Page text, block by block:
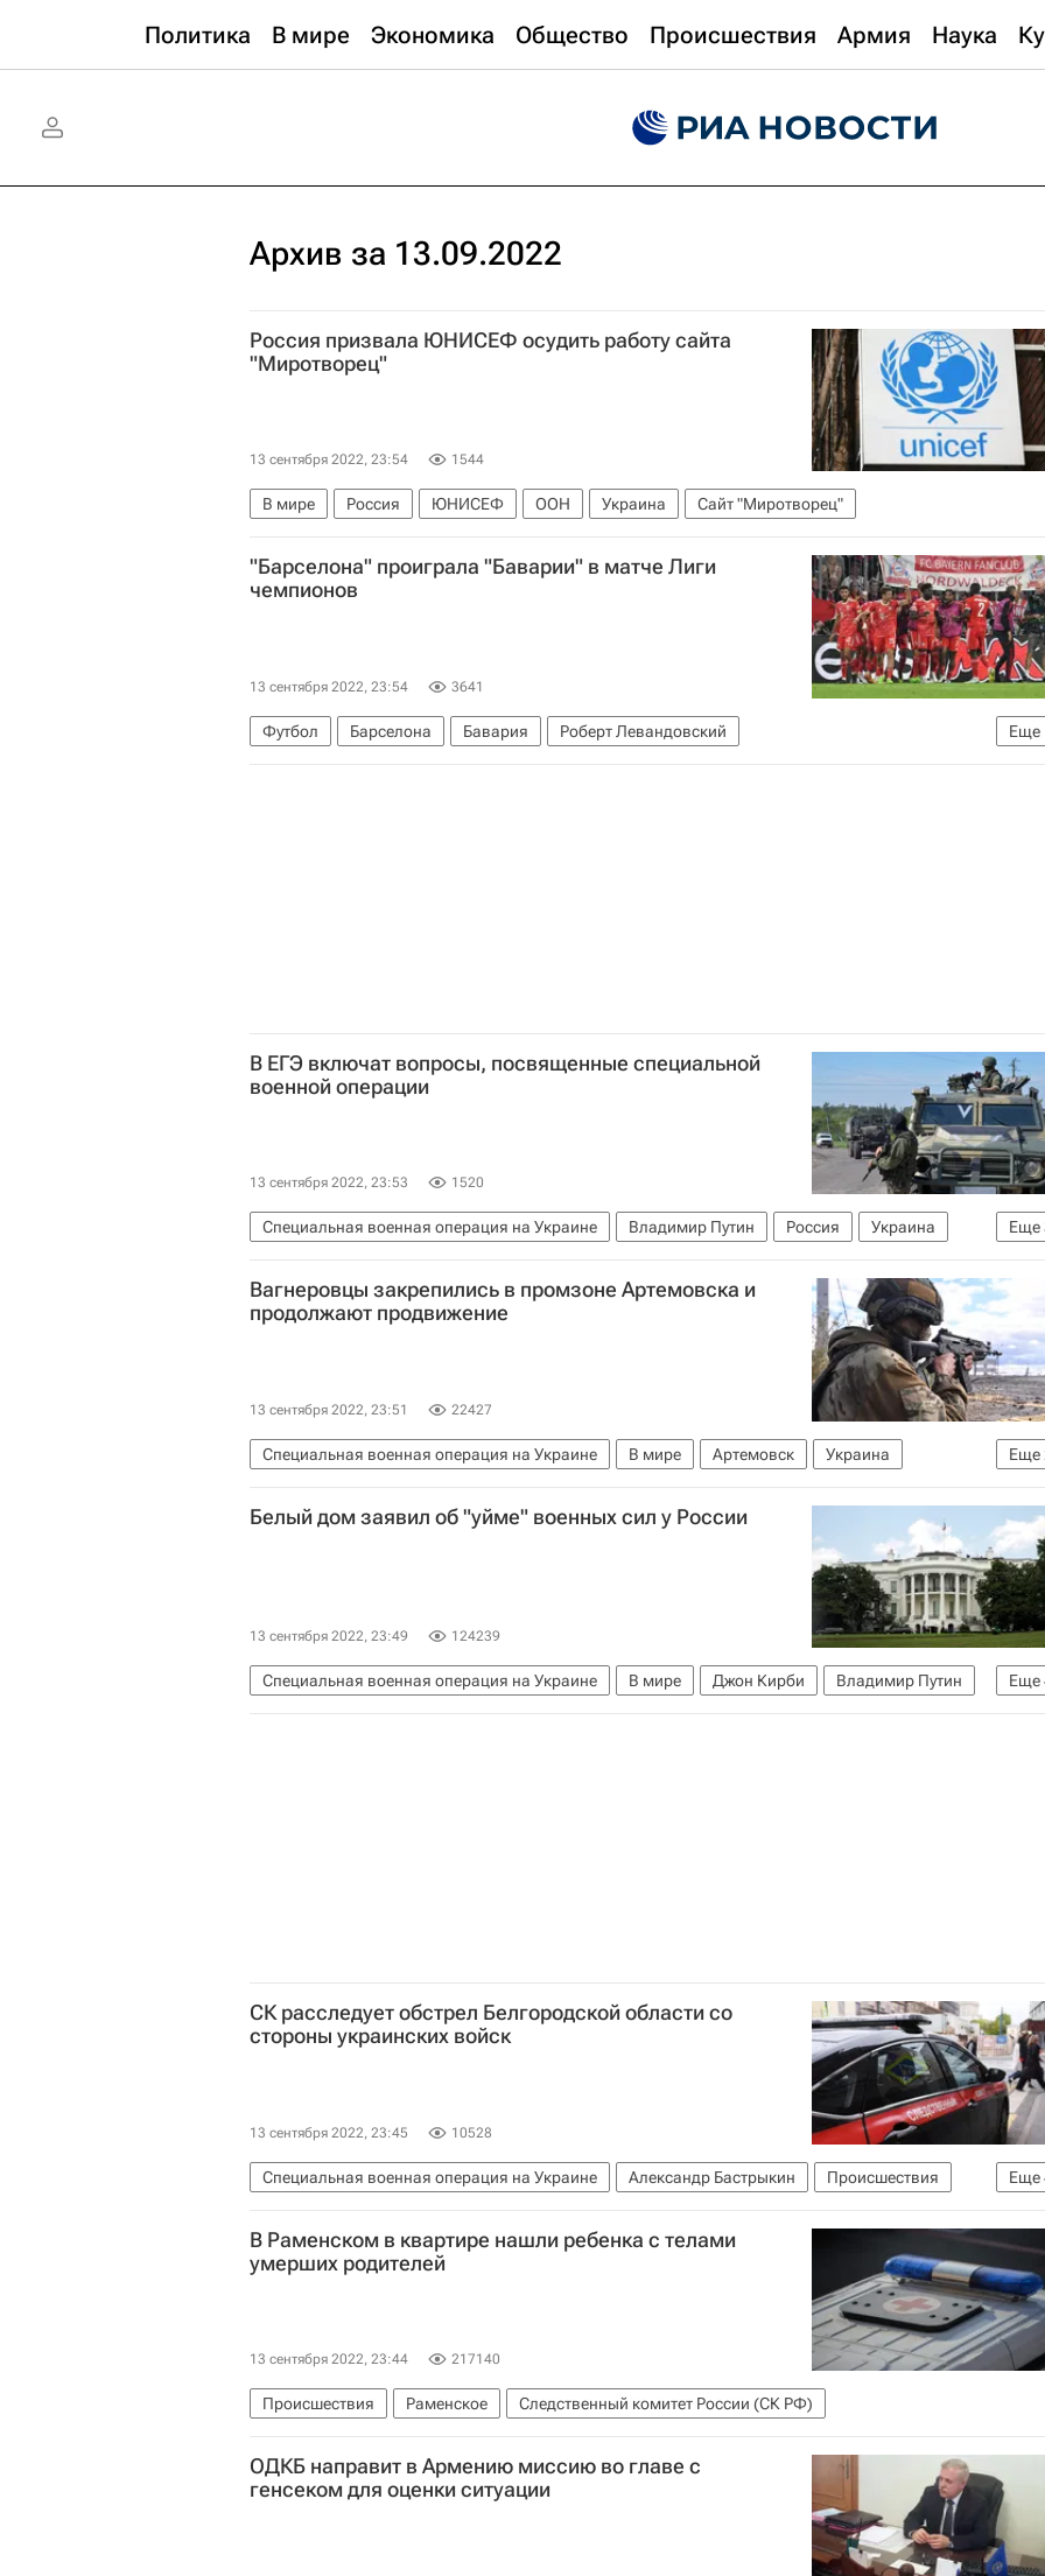
Политика В мире Экономика Общество Происшествия Армия Наука
Архив за 13.09.2022
Россия призвала ЮНИСЕФ осудить работу сайта
"Миротворец"
13 сентября 2022, 23:54 1544
В мире Россия ЮНИСЕФ ООН Украина Сайт "Миротворец"
"Барселона" проиграла "Баварии" в матче Лиги
чемпионов
13 сентября 2022, 23:54 3641
Еще
Футбол Барселона Бавария
Роберт Левандовский
Лига чемпионов УЕФА 2026-2027
В ЕГЭ включат вопросы, посвященные специальной
военной операции
13 сентября 2022, 23:53 1520
Еще
Специальная военная операция на Украине Владимир Путин Россия
Украина
Донбасс
Федеральная служба по надзору в сфере образования и науки (Рособрнадзор)
Единый государственный экзамен (ЕГЭ)
Вагнеровцы закрепились в промзоне Артемовска и
продолжают продвижение
13 сентября 2022, 23:51 22427
Еще
Специальная военная операция на Украине В мире Артемовск
Украина
Донецкая Народная Республика
ЧВК "Вагнер"
Белый дом заявил об "уйме" военных сил у России
13 сентября 2022, 23:49 124239
Еще
Специальная военная операция на Украине В мире Джон Кирби
Владимир Путин
Россия
Украина Донбасс Администрация президента США
СК расследует обстрел Белгородской области со
стороны украинских войск
13 сентября 2022, 23:45 10528
Еще
Специальная военная операция на Украине Александр Бастрыкин
Происшествия
Белгородская область
Брянская область
Россия
Следственный комитет России (СК РФ)
В Раменском в квартире нашли ребенка с телами
умерших родителей
13 сентября 2022, 23:44 217140
Происшествия Раменское Следственный комитет России (СК РФ)
ОДКБ направит в Армению миссию во главе с
генсеком для оценки ситуации